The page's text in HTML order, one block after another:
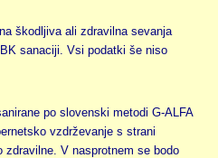
škodljiva ali zdravilna sevanja
sanaciji. Vsi podatki še niso
po slovenski metodi G-ALFA
vzdrževanje s strani
V nasprotnem se bodo